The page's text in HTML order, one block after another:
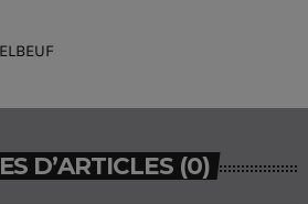
D’ARTICLES (0)